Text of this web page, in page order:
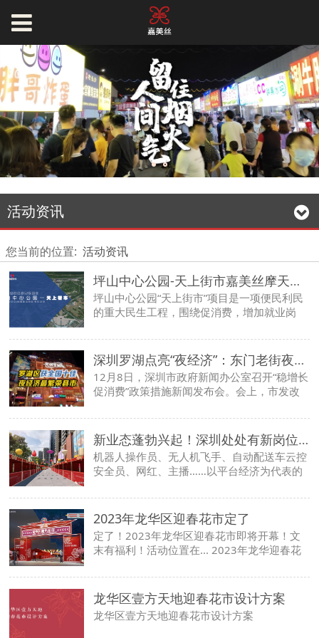
活动资讯
您当前的位置: 活动资讯
坪山中心公园-天上街市嘉美丝摩天轮乐园
坪山中心公园“天上街市”项目是一项便民利民
的重大民生工程，围绕促消费，增加就业岗
市打造标杆品牌的方向而努力。项目融合餐
饮、文化、旅游、体育、游乐场等生活服务消
费，政府牵头主导，企业运营投入，通过“放
管服”来提升生存竞争力。通过企业完善和科
学的管理，能保障产业健康发展；在政企通力
示范性公园。
深圳罗湖点亮“夜经济”：东门老街夜市烟火气十足
12月8日，深圳市政府新闻办公室召开“稳增长
促消费”政策措施新闻发布会。会上，市发改
台一批政策，帮助中小企业和个体户尽快恢复
生产经营。据悉，2022年12月8日至2023年3
月1日，罗湖区将举办新年时尚街区消费节，
以进一步激发市场活力，释放消费潜力。罗湖
区支持此次活动高达1亿元，包括6000万元购
新业态蓬勃兴起！深圳处处有新岗位 到处是新机会
机器人操作员、无人机飞手、自动配送车云控
安全员、网红、主播……以平台经济为代表的
从而涌现大量新就业群体。同时，直播经济、
网红经济、后备箱经济等新经济风起云涌。 新
技术催生新业态，新业态萌发新职业，从而吸
收大批就业人群。在深圳，从事快递员、外卖
员、货车司机、网约车司机等工作的人口就超
核”措施，牢牢稳住经济社会大盘的基石，为
服务全国全省发展大局交出稳就业、保就业的
2023年龙华区迎春花市定了
定了！2023年龙华区迎春花市即将开幕！文
末有福利！活动位置在... 2023年龙华迎春花
福利哟！
龙华区壹方天地迎春花市设计方案
龙华区壹方天地迎春花市设计方案